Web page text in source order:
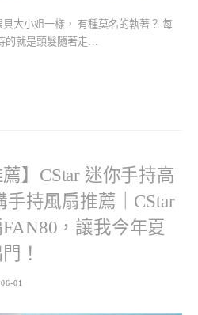
大小姐一樣， 有種莫名的執著？ 每
的就是頭髮隨著走…
】CStar 迷你手持高
手持風扇推薦｜CStar
，讓我今年夏
！
01